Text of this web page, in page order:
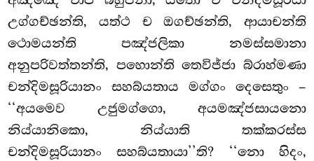
උග්ගච්ඡන්ති, යත්ථ ච ඔගච්ඡන්ති, ආයාචන්ති
ථොමයන්ති පඤ්ජලිකා නමස්සමානා
අනුපරිවත්තන්ති, පහොන්ති තෙවිජ්ජා බ්රාහ්මණා
චන්දිමසූරියානං සහබ්යතාය මග්ගං දෙසෙතුං –
‘‘අයමෙව උජුමග්ගො, අයමඤ්ජසායනො
නිය්යානිකො, නිය්යාති තක්කරස්ස
චන්දිමසූරියානං සහබ්යතායා’’ති? ‘‘නො හිදං,